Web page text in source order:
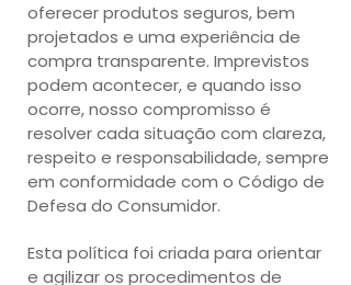
oferecer produtos seguros, bem
projetados e uma experiência de
compra transparente. Imprevistos
podem acontecer, e quando isso
ocorre, nosso compromisso é
resolver cada situação com clareza,
respeito e responsabilidade, sempre
em conformidade com o Código de
Defesa do Consumidor.
Esta política foi criada para orientar
e agilizar os procedimentos de